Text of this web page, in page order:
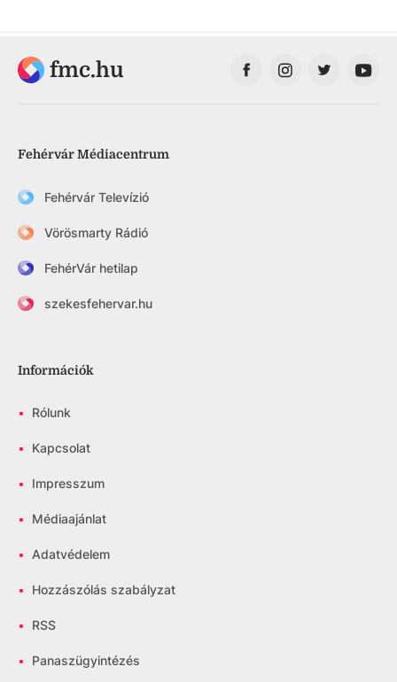
fmc.hu
Fehérvár Médiacentrum
Fehérvár Televízió
Vörösmarty Rádió
FehérVár hetilap
szekesfehervar.hu
Információk
• Rólunk
• Kapcsolat
• Impresszum
• Médiaajánlat
• Adatvédelem
• Hozzászólás szabályzat
• RSS
• Panaszügyintézés